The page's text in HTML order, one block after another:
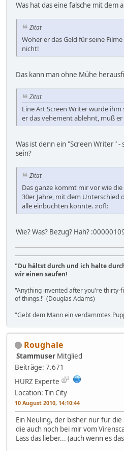
Was hat das eine falsche mit dem
Zitat
Woher er das Geld für seine
nicht!
Das kann man ohne Mühe
Zitat
Eine Art Screen Writer würde
er das vehement ablehnt, muß
Was ist denn ein "Screen Writer"
sein?
Zitat
Das ganze kommt mir vor wie
30er Jahre, mit dem Unterschied
alle einbuchten konnte. :rofl:
Wie? Was? Bezug? Häh?
"Du hältst durch und ich halte
wir einen saufen!
"Anything invented after you're thirty-
of things.!" (Douglas Adams)
"Gebt dem Mann ein verdammtes
Roughale
Stammuser Mitglied
Beiträge: 7.671
HURZ Experte
Location: Tin City
10 August 2010, 14:10:44
Ein Neuling, der bisher nur für
die auch noch bei mir vom
Lass das lieber... (auch wenn es